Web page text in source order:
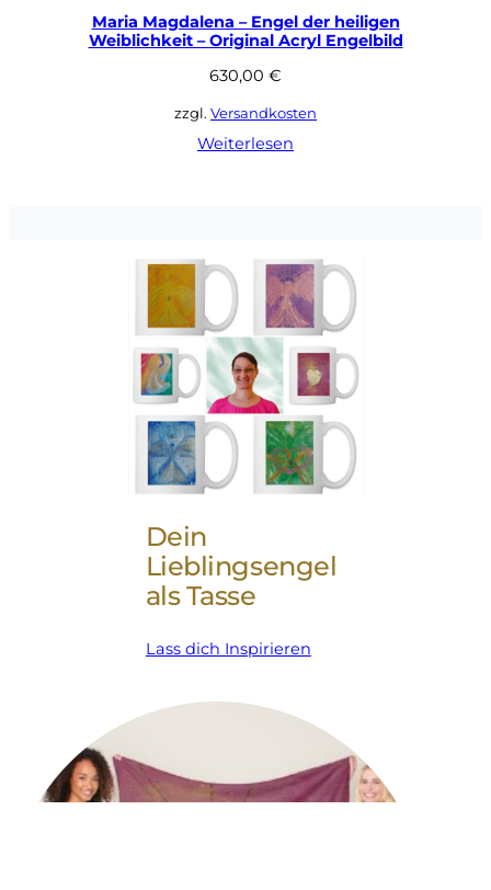
Maria Magdalena – Engel der heiligen
Weiblichkeit – Original Acryl Engelbild
630,00 €
zzgl. Versandkosten
Weiterlesen
Dein
Lieblingsengel
als Tasse
Lass dich Inspirieren